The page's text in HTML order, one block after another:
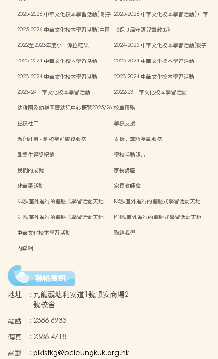
2025-2026 中華文化校本學習活動( 親子 2025-2026 中華文化校本學習活動( 中華
2025-2026 中華文化校本學習活動(中國
《保良局守護兒童政策》
2022至2023年度小一派位結果
2024-2025 中華文化校本學習活動(親子
2023-2024 中華文化校本學習活動
2023-2024 中華文化校本學習活動
2023-2024 中華文化校本學習活動
2023-2024 中華文化校本學習活動
2023-24中華文化校本學習活動
2022-23中華文化校本學習活動
幼稚園及幼稚園暨幼兒中心概覽2025/26 校車服務
駐校社工
學校支援
傲翔計劃 - 到校學前康復服務
支援非華語學童服務
畢業生得獎紀錄
學校活動照片
我們的成就
家長講座
非華語活動
家長教師會
K2課室外進行的體驗式學習活動天地
K3課室外進行的體驗式學習活動天地
K1課室外進行的體驗式學習活動天地
PN課室外進行的體驗式學習活動天地
中華文化校本學習活動
聯絡我們
內聯網
聯絡資訊
地址 : 九龍觀塘利安道1號順安商場2
號校舍
電話
: 2386 6983
傳真
: 2386 4718
電郵
: plklsfkg@poleungkuk.org.hk